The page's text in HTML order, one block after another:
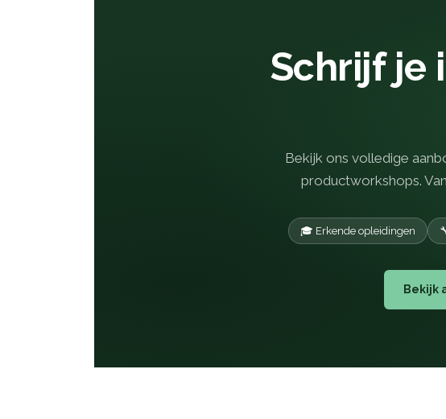
Schrijf je
Bekijk ons volledige
productworkshops.
🎓 Erkende opleidingen
Bekijk